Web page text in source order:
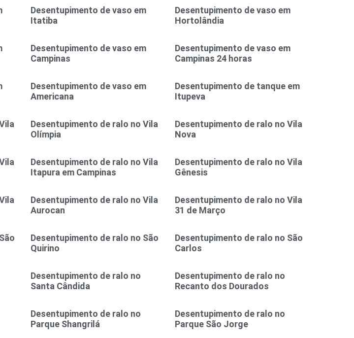
Desentupimento de vaso em
Itatiba
Desentupimento de vaso em
Hortolândia
Desentupimento de vaso em
Campinas
Desentupimento de vaso em
Campinas 24 horas
Desentupimento de vaso em
Americana
Desentupimento de tanque em
Itupeva
Desentupimento de ralo no Vila
Olímpia
Desentupimento de ralo no Vila
Nova
Desentupimento de ralo no Vila
Itapura em Campinas
Desentupimento de ralo no Vila
Gênesis
Desentupimento de ralo no Vila
Aurocan
Desentupimento de ralo no Vila
31 de Março
Desentupimento de ralo no São
Quirino
Desentupimento de ralo no São
Carlos
Desentupimento de ralo no
Santa Cândida
Desentupimento de ralo no
Recanto dos Dourados
Desentupimento de ralo no
Parque Shangrilá
Desentupimento de ralo no
Parque São Jorge